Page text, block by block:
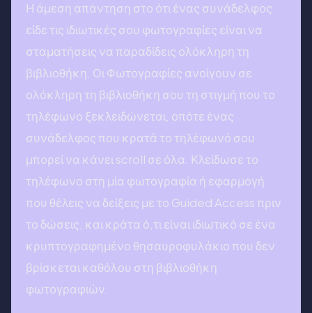
Η άμεση απάντηση στο ότι ένας συνάδελφος
είδε τις ιδιωτικές σου φωτογραφίες είναι να
σταματήσεις να παραδίδεις ολόκληρη τη
βιβλιοθήκη. Οι Φωτογραφίες ανοίγουν σε
ολόκληρη τη βιβλιοθήκη σου τη στιγμή που το
τηλέφωνο ξεκλειδώνεται, οπότε ένας
συνάδελφος που κρατά το τηλέφωνό σου
μπορεί να κάνει scroll σε όλα. Κλείδωσε το
τηλέφωνο στη μία φωτογραφία ή εφαρμογή
που θέλεις να δείξεις με το Guided Access πριν
το δώσεις, και κράτα ό,τι είναι ιδιωτικό σε ένα
κρυπτογραφημένο θησαυροφυλάκιο που δεν
βρίσκεται καθόλου στη βιβλιοθήκη
φωτογραφιών.